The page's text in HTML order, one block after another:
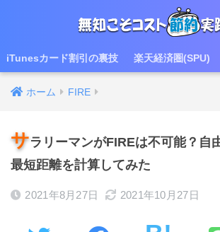
iTunesカード割引の裏技 楽天経済圏(SPU)
ホーム FIRE
サラリーマンがFIREは不可能？自
最短距離を計算してみた
2021年8月27日 2021年10月27日